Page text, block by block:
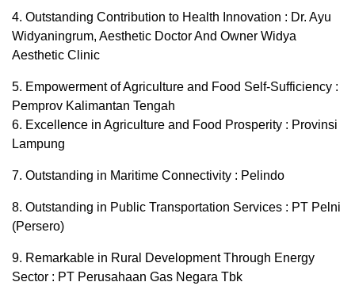
4. Outstanding Contribution to Health Innovation : Dr. Ayu
Widyaningrum, Aesthetic Doctor And Owner Widya
Aesthetic Clinic
5. Empowerment of Agriculture and Food Self-Sufficiency :
Pemprov Kalimantan Tengah
6. Excellence in Agriculture and Food Prosperity : Provinsi
Lampung
7. Outstanding in Maritime Connectivity : Pelindo
8. Outstanding in Public Transportation Services : PT Pelni
(Persero)
9. Remarkable in Rural Development Through Energy
Sector : PT Perusahaan Gas Negara Tbk